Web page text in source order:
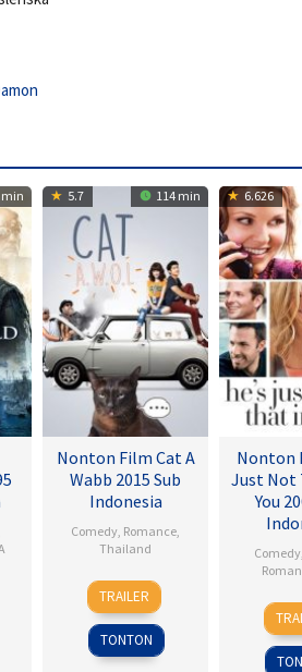
min 5.7 114 min
Nonton Film Cat A
Wabb 2015 Sub
Indonesia
Comedy Romance
Thailand
4
Mar
2015
Nareubadee
Wetchakam
TRAILER
TONTON
6.626
Nonton
Just Not
You
Comedy